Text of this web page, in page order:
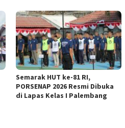
Semarak HUT ke-81 RI,
PORSENAP 2026 Resmi Dibuka
di Lapas Kelas I Palembang